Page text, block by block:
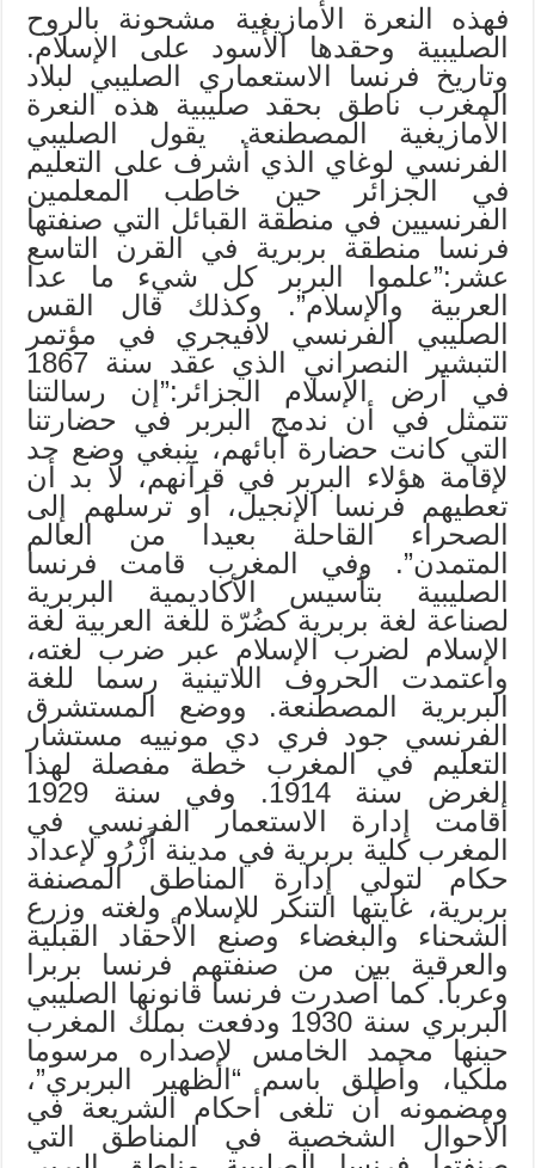
فهذه النعرة الأمازيغية مشحونة بالروح
الصليبية وحقدها الأسود على الإسلام.
وتاريخ فرنسا الاستعماري الصليبي لبلاد
المغرب ناطق بحقد صليبية هذه النعرة
الأمازيغية المصطنعة. يقول الصليبي
الفرنسي لوغاي الذي أشرف على التعليم
في الجزائر حين خاطب المعلمين
الفرنسيين في منطقة القبائل التي صنفتها
فرنسا منطقة بربرية في القرن التاسع
عشر:”علموا البربر كل شيء ما عدا
العربية والإسلام”. وكذلك قال القس
الصليبي الفرنسي لافيجري في مؤتمر
التبشير النصراني الذي عقد سنة 1867
في أرض الإسلام الجزائر:”إن رسالتنا
تتمثل في أن ندمج البربر في حضارتنا
التي كانت حضارة آبائهم، ينبغي وضع حد
لإقامة هؤلاء البربر في قرآنهم، لا بد أن
تعطيهم فرنسا الإنجيل، أو ترسلهم إلى
الصحراء القاحلة بعيدا من العالم
المتمدن”. وفي المغرب قامت فرنسا
الصليبية بتأسيس الأكاديمية البربرية
لصناعة لغة بربرية كضُرّة للغة العربية لغة
الإسلام لضرب الإسلام عبر ضرب لغته،
واعتمدت الحروف اللاتينية رسما للغة
البربرية المصطنعة. ووضع المستشرق
الفرنسي جود فري دي مونييه مستشار
التعليم في المغرب خطة مفصلة لهذا
الغرض سنة 1914. وفي سنة 1929
أقامت إدارة الاستعمار الفرنسي في
المغرب كلية بربرية في مدينة أَزْرُو لإعداد
حكام لتولي إدارة المناطق المصنفة
بربرية، غايتها التنكر للإسلام ولغته وزرع
الشحناء والبغضاء وصنع الأحقاد القبلية
والعرقية بين من صنفتهم فرنسا بربرا
وعربا. كما أصدرت فرنسا قانونها الصليبي
البربري سنة 1930 ودفعت بملك المغرب
حينها محمد الخامس لإصداره مرسوما
ملكيا، وأطلق باسم “الظهير البربري”،
ومضمونه أن تلغى أحكام الشريعة في
الأحوال الشخصية في المناطق التي